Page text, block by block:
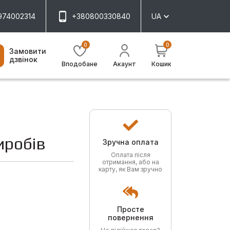
+380800330840 UA
Замовити
дзвінок
0
Вподобане Акаунт
0
Кошик
Зручна оплата
Оплата після
отримання, або на
карту, як Вам зручно
Просте
повернення